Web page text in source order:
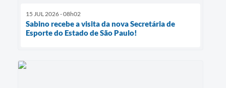
15 JUL 2026 - 08h02
Sabino recebe a visita da nova Secretária de
Esporte do Estado de São Paulo!